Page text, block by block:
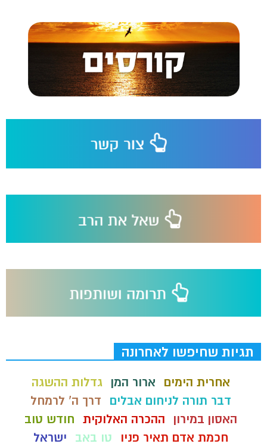
תגיות שחיפשו לאחרונה
אחרית הימים ארור המן
גדלות ההשגה
דבר תורה לניחום אבלים
דרך ה' לרמחל
האסון במירון
ההכרה האלוקית חודש טוב
חכמת אדם תאיר פניו
טו באב
ישראל